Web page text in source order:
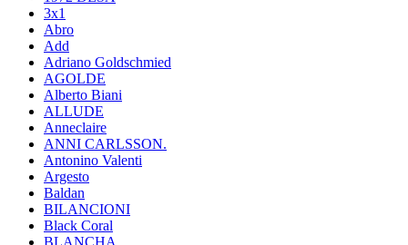
3x1
Abro
Add
Adriano Goldschmied
AGOLDE
Alberto Biani
ALLUDE
Anneclaire
ANNI CARLSSON.
Antonino Valenti
Argesto
Baldan
BILANCIONI
Black Coral
BLANCHA